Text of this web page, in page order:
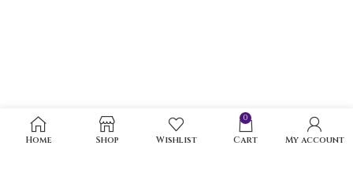
Home Shop Wishlist
0
Cart My account